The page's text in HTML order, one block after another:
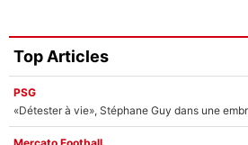
Top Articles
PSG
«Détester à vie», Stéphane Guy dans une